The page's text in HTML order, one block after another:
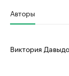
Авторы
Виктория